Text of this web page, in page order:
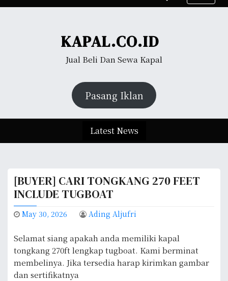
S
KAPAL.CO.ID
Jual Beli Dan Sewa Kapal
Pasang Iklan
Latest News
[BUYER] CARI TONGKANG 270 FEET
INCLUDE TUGBOAT
May 30, 2026 Ading Aljufri
Selamat siang apakah anda memiliki kapal
tongkang 270ft lengkap tugboat. Kami berminat
membelinya. Jika tersedia harap kirimkan gambar
dan sertifikatnya